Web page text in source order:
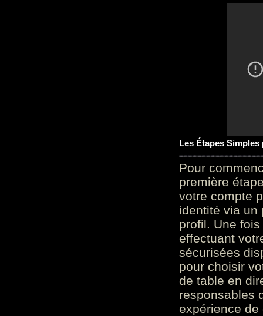
Les Étapes
Pour
première
votre compte
identité via un
profil. Une
effectuant
sécurisées
pour choisir
de table en
responsables
expérience